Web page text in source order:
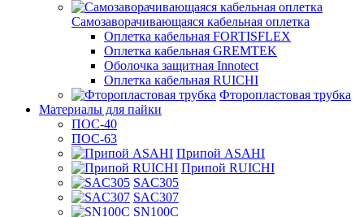
Самозаворачивающаяся кабельная оплетка
Оплетка кабельная FORTISFLEX
Оплетка кабельная GREMTEK
Оболочка защитная Innotect
Оплетка кабельная RUICHI
Фторопластовая трубка
Материалы для пайки
ПОС-40
ПОС-63
Припой ASAHI
Припой RUICHI
SAC305
SAC307
SN100C